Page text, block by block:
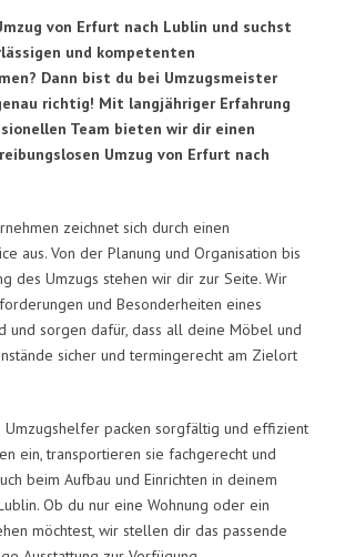
von Erfurt nach Lublin und suchst
und kompetenten
Dann bist du bei Umzugsmeister
richtig! Mit langjähriger Erfahrung
Team bieten wir dir einen
Umzug von Erfurt nach
zeichnet sich durch einen
aus. Von der Planung und Organisation bis
des Umzugs stehen wir dir zur Seite. Wir
und Besonderheiten eines
und sorgen dafür, dass all deine Möbel und
sicher und termingerecht am Zielort
Umzugshelfer packen sorgfältig und effizient
ein, transportieren sie fachgerecht und
beim Aufbau und Einrichten in deinem
Ob du nur eine Wohnung oder ein
möchtest, wir stellen dir das passende